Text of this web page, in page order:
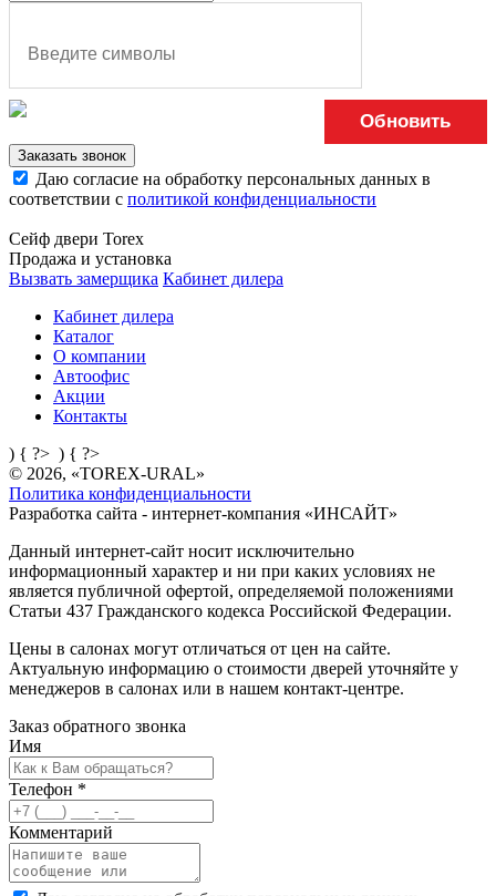
Обновить
Заказать звонок
Даю согласие на обработку персональных данных в
соответствии с политикой конфиденциальности
Сейф двери Torex
Продажа и установка
Вызвать замерщика Кабинет дилера
Кабинет дилера
Каталог
О компании
Автоофис
Акции
Контакты
) { ?> ) { ?>
© 2026, «TOREX-URAL»
Политика конфиденциальности
Разработка сайта - интернет-компания «ИНСАЙТ»
Данный интернет-сайт носит исключительно
информационный характер и ни при каких условиях не
является публичной офертой, определяемой положениями
Статьи 437 Гражданского кодекса Российской Федерации.
Цены в салонах могут отличаться от цен на сайте.
Актуальную информацию о стоимости дверей уточняйте у
менеджеров в салонах или в нашем контакт-центре.
Заказ обратного звонка
Имя
Телефон *
Комментарий